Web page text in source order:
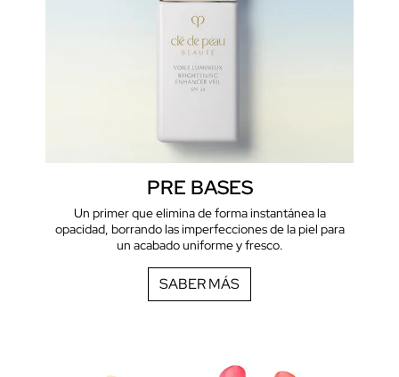
PRE BASES
Un primer que elimina de forma instantánea la
opacidad, borrando las imperfecciones de la piel para
un acabado uniforme y fresco.
SABER MÁS